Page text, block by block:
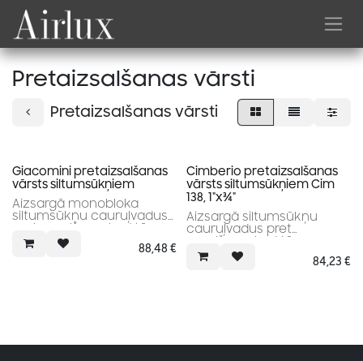
Skip to Content
Pretaizsalšanas vārsti
Pretaizsalšanas vārsti
Giacomini pretaizsalšanas
vārsts siltumsūkņiem
Aizsargā monobloka
siltumsūkņu cauruļvadus
pret sasalšanu, kad tā
temperatūra pazeminās
līdz 1 °C.
88,48 €
Cimberio pretaizsalšanas
vārsts siltumsūkņiem Cim
138, 1"x¾"
Aizsargā siltumsūkņu
cauruļvadus pret
sasalšanu, kad tā
temperatūra pazeminās
līdz 3°C.
84,23 €